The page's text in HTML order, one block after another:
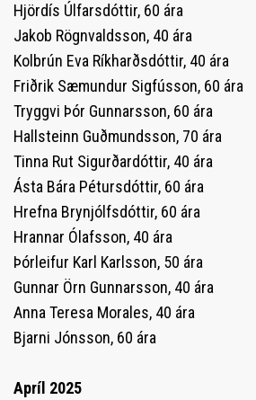
Hjördís Úlfarsdóttir, 60 ára
Jakob Rögnvaldsson, 40 ára
Kolbrún Eva Ríkharðsdóttir, 40 ára
Friðrik Sæmundur Sigfússon, 60 ára
Tryggvi Þór Gunnarsson, 60 ára
Hallsteinn Guðmundsson, 70 ára
Tinna Rut Sigurðardóttir, 40 ára
Ásta Bára Pétursdóttir, 60 ára
Hrefna Brynjólfsdóttir, 60 ára
Hrannar Ólafsson, 40 ára
Þórleifur Karl Karlsson, 50 ára
Gunnar Örn Gunnarsson, 40 ára
Anna Teresa Morales, 40 ára
Bjarni Jónsson, 60 ára
Apríl 2025